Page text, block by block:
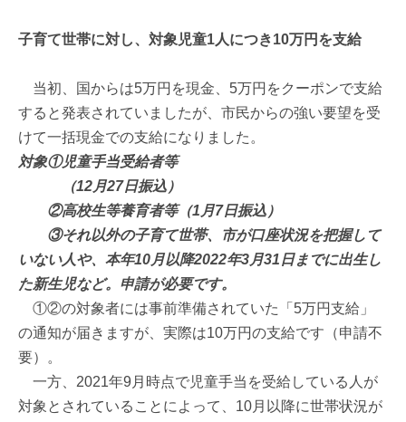
子育て世帯に対し、対象児童1人につき10万円を支給
当初、国からは5万円を現金、5万円をクーポンで支給
すると発表されていましたが、市民からの強い要望を受
けて一括現金での支給になりました。
対象①児童手当受給者等
（12月27日振込）
②高校生等養育者等（1月7日振込）
③それ以外の子育て世帯、市が口座状況を把握して
いない人や、本年10月以降2022年3月31日までに出生し
た新生児など。申請が必要です。
①②の対象者には事前準備されていた「5万円支給」
の通知が届きますが、実際は10万円の支給です（申請不
要）。
一方、2021年9月時点で児童手当を受給している人が
対象とされていることによって、10月以降に世帯状況が